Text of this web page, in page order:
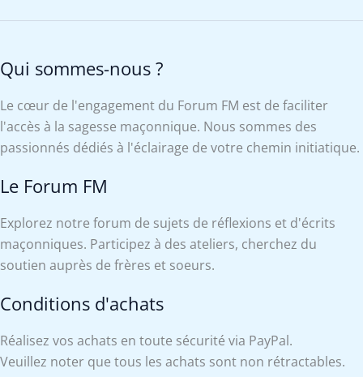
Qui sommes-nous ?
Le cœur de l'engagement du Forum FM est de faciliter
l'accès à la sagesse maçonnique. Nous sommes des
passionnés dédiés à l'éclairage de votre chemin initiatique.
Le Forum FM
Explorez notre forum de sujets de réflexions et d'écrits
maçonniques. Participez à des ateliers, cherchez du
soutien auprès de frères et soeurs.
Conditions d'achats
Réalisez vos achats en toute sécurité via PayPal.
Veuillez noter que tous les achats sont non rétractables.